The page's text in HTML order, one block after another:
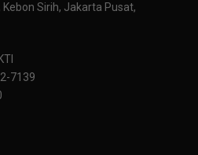
Sirih, Jakarta Pusat,
7139